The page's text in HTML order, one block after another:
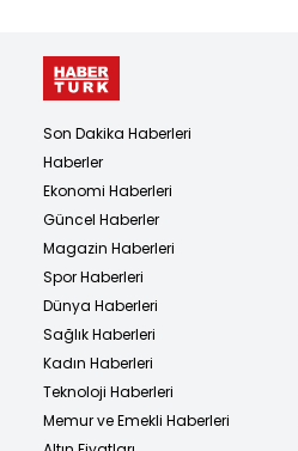
Son Dakika Haberleri
Haberler
Ekonomi Haberleri
Güncel Haberler
Magazin Haberleri
Spor Haberleri
Dünya Haberleri
Sağlık Haberleri
Kadın Haberleri
Teknoloji Haberleri
Memur ve Emekli Haberleri